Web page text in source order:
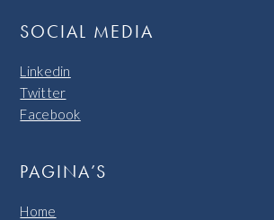
SOCIAL MEDIA
Linkedin
Twitter
Facebook
PAGINA’S
Home